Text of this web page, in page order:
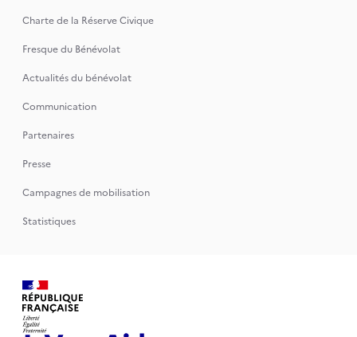
Charte de la Réserve Civique
Fresque du Bénévolat
Actualités du bénévolat
Communication
Partenaires
Presse
Campagnes de mobilisation
Statistiques